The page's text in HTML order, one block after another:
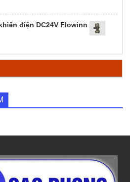
điện DC24V Flowinn